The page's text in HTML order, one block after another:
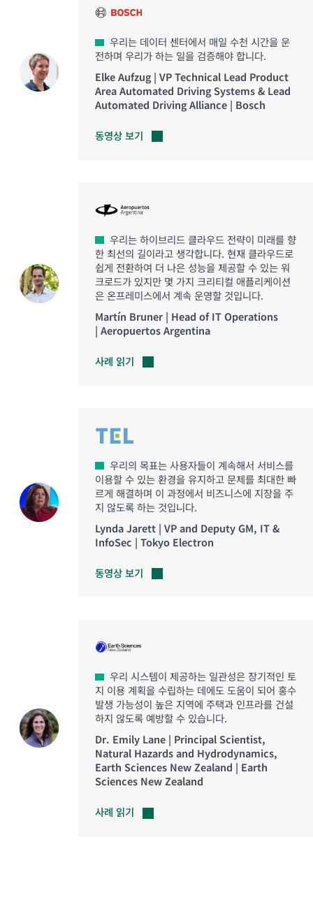
우리는 데이터 센터에서 매일 수천 시간을 운
전하며 우리가 하는 일을 검증해야 합니다.
Elke Aufzug | VP Technical Lead Product
Area Automated Driving Systems & Lead
Automated Driving Alliance | Bosch
동영상보기
우리는 하이브리드 클라우드 전략이 미래를 향
한 최선의 길이라고 생각합니다. 현재 클라우드로
쉽게 전환하여 더 나은 성능을 제공할 수 있는 워
크로드가 있지만 몇 가지 크리티컬 애플리케이션
은 온프레미스에서 계속 운영할 것입니다.
Martín Bruner | Head of IT Operations
| Aeropuertos Argentina
사례 읽기
우리의 목표는 사용자들이 계속해서 서비스를
이용할 수 있는 환경을 유지하고 문제를 최대한 빠
르게 해결하며 이 과정에서 비즈니스에 지장을 주
지 않도록 하는 것입니다.
Lynda Jarett | VP and Deputy GM, IT &
InfoSec | Tokyo Electron
동영상보기
우리 시스템이 제공하는 일관성은 장기적인 토
지 이용 계획을 수립하는 데에도 도움이 되어 홍수
발생 가능성이 높은 지역에 주택과 인프라를 건설
하지 않도록 예방할 수 있습니다.
Dr. Emily Lane | Principal Scientist,
Natural Hazards and Hydrodynamics,
Earth Sciences New Zealand | Earth
Sciences New Zealand
사례 읽기